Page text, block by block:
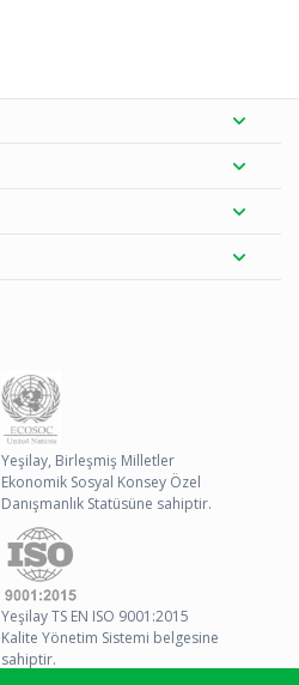
Yeşilay, Birleşmiş Milletler
Ekonomik Sosyal Konsey Özel
Danışmanlık Statüsüne sahiptir.
Yeşilay TS EN ISO 9001:2015
Kalite Yönetim Sistemi belgesine
sahiptir.